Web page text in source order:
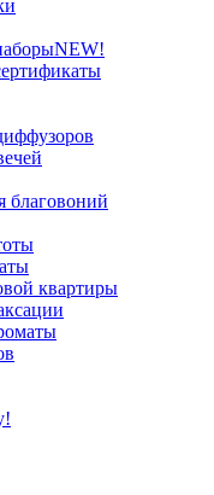
NEW!
благовоний
квартиры